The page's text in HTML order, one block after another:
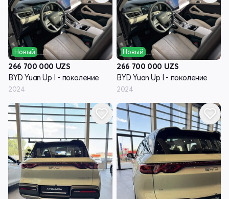
Новый
266 700 000 UZS
BYD Yuan Up I - поколение
2024
Новый
266 700 000 UZS
BYD Yuan Up I - поколение
2024